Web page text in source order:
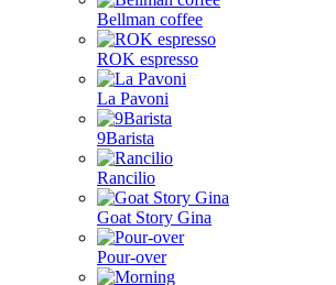
Bellman coffee
ROK espresso
La Pavoni
9Barista
Rancilio
Goat Story Gina
Pour-over